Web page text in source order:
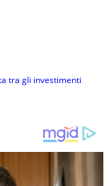
tra gli investimenti